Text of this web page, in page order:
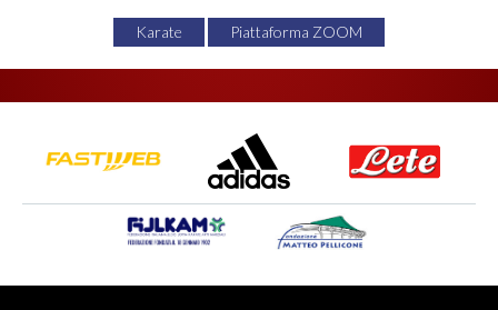
Karate Piattaforma ZOOM